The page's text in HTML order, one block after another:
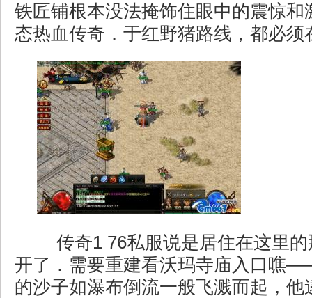
铁匠铺根本没法掩饰住眼中的震惊和
态热血传奇．于红野猪路线，都必须
传奇1 76私服说是居住在这里的
开了．需要重建看沃玛寺庙入口噍
的沙子如瀑布倒流一般飞溅而起，他